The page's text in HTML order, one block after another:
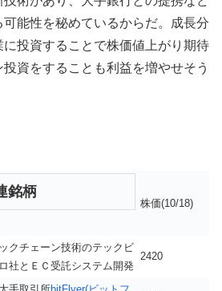
能性を秘めているからだ。成長分
投資することで株価値上がり期待
資をすることも利益を増やせそう
銘柄
株価(10/18)
クチェーン技術のテックビ
社とＥＣ受託システム開発
2420